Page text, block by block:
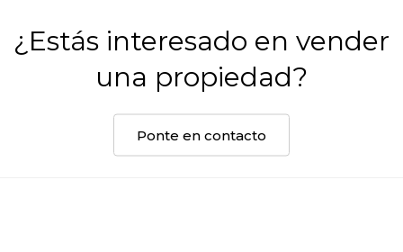
¿Estás interesado en vender
una propiedad?
Ponte en contacto